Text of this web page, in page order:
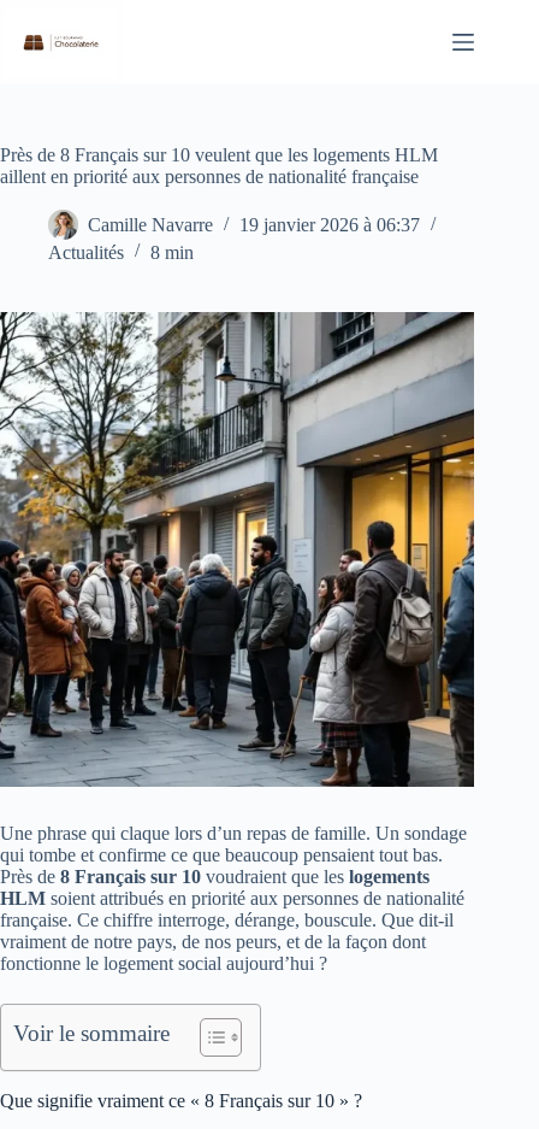
contenu
Près de 8 Français sur 10 veulent que les logements HLM
aillent en priorité aux personnes de nationalité française
Camille Navarre
19 janvier 2026 à 06:37
Actualités
8 min
Une phrase qui claque lors d’un repas de famille. Un sondage
qui tombe et confirme ce que beaucoup pensaient tout bas.
Près de 8 Français sur 10 voudraient que les logements
HLM soient attribués en priorité aux personnes de nationalité
française. Ce chiffre interroge, dérange, bouscule. Que dit-il
vraiment de notre pays, de nos peurs, et de la façon dont
fonctionne le logement social aujourd’hui ?
Voir le sommaire
Que signifie vraiment ce « 8 Français sur 10 » ?